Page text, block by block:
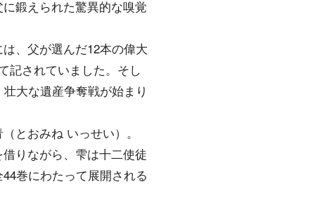
鍛えられた驚異的な嗅覚
、父が選んだ12本の偉大
記されていました。そし
大な遺産争奪戦が始まり
とおみね いっせい）。
りながら、雫は十二使徒
巻にわたって展開される